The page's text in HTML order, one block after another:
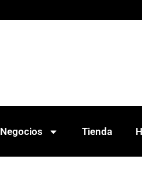
Negocios Tienda